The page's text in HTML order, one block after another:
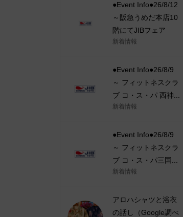
●Event Info●26/8/12
～阪急うめだ本店10
階にてJIBフェア
新着情報
●Event Info●26/8/9
～ フィットネスクラ
ブ コ・ス・パ 西神...
新着情報
●Event Info●26/8/9
～ フィットネスクラ
ブ コ・ス・パ三国...
新着情報
アロハシャツと浴衣
の話し（Google調べ